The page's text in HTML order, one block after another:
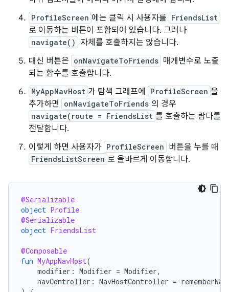
ProfileScreen 에는 클릭 시 사용자를 FriendsList
로 이동하는 버튼이 포함되어 있습니다. 그러나
navigate()
자체를 호출하지는 않습니다.
대신 버튼은 onNavigateToFriends 매개변수로 노출
되는 함수를 호출합니다.
MyAppNavHost 가 탐색 그래프에 ProfileScreen 을
추가하면
onNavigateToFriends 의 경우
navigate(route = FriendsList 를 호출하는 람다를
전달합니다.
이렇게 하면 사용자가 ProfileScreen 버튼을 누를 때
FriendsListScreen 로 올바르게 이동합니다.
@Serializable
object Profile
@Serializable
object FriendsList
@Composable
fun MyAppNavHost(
modifier : Modifier = Modifier,
navController : NavHostController =